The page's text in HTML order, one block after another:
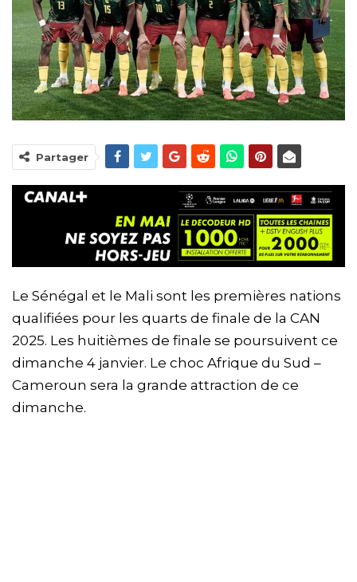
Partager
Le Sénégal et le Mali sont les premières nations
qualifiées pour les quarts de finale de la CAN
2025. Les huitièmes de finale se poursuivent ce
dimanche 4 janvier. Le choc Afrique du Sud –
Cameroun sera la grande attraction de ce
dimanche.